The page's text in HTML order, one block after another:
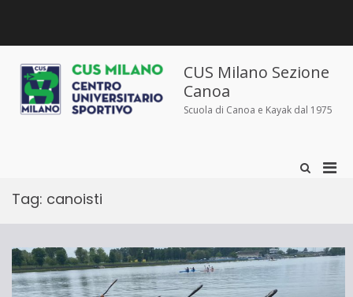
siamo
siamo
e
iscrizioni
sportivo
CUS Milano Sezione
Canoa
Scuola di Canoa e Kayak dal 1975
Mostra
Tag: canoisti